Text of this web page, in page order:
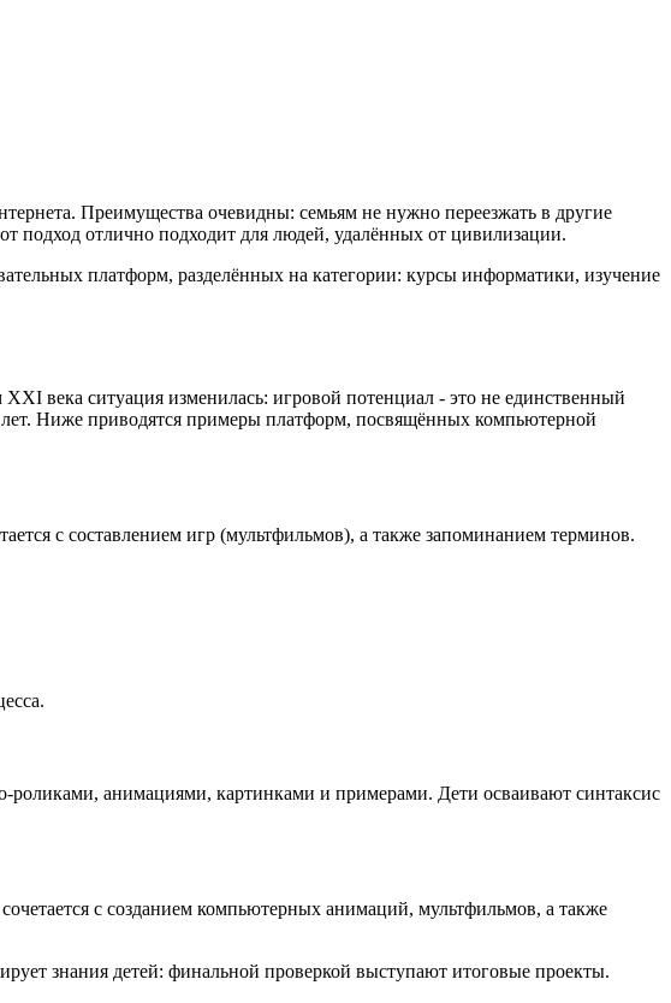
Преимущества очевидны: семьям не нужно переезжать в другие
подход отлично подходит для людей, удалённых от цивилизации.
платформ, разделённых на категории: курсы информатики, изучение
века ситуация изменилась: игровой потенциал - это не единственный
Ниже приводятся примеры платформ, посвящённых компьютерной
с составлением игр (мультфильмов), а также запоминанием терминов.
анимациями, картинками и примерами. Дети осваивают синтаксис
с созданием компьютерных анимаций, мультфильмов, а также
знания детей: финальной проверкой выступают итоговые проекты.